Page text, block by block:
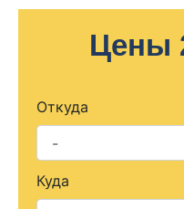
Цены
Откуда
Куда